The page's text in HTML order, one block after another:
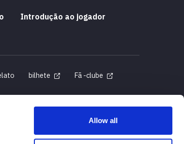
Allow all
Introdução ao jogador
bilhete Fã -clube